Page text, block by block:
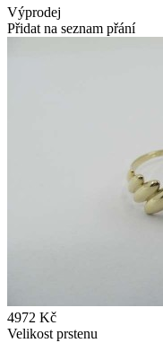
Výprodej
Přidat na seznam přání
4972 Kč
Velikost prstenu